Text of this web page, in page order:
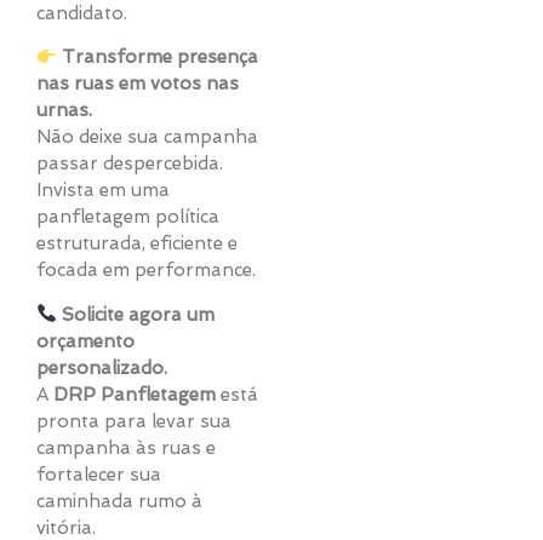
candidato.
Transforme presença
nas ruas em votos nas
urnas.
Não deixe sua campanha
passar despercebida.
Invista em uma
panfletagem política
estruturada, eficiente e
focada em performance.
Solicite agora um
orçamento
personalizado.
A DRP Panfletagem está
pronta para levar sua
campanha às ruas e
fortalecer sua
caminhada rumo à
vitória.